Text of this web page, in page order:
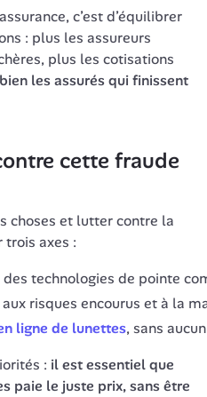
c’est d’équilibrer
: plus les assureurs
plus les cotisations
les assurés qui finissent
cette fraude
choses et lutter contre la
axes :
technologies de pointe
risques encourus et à la
ligne de lunettes, sans
: il est essentiel que
paie le juste prix, sans être